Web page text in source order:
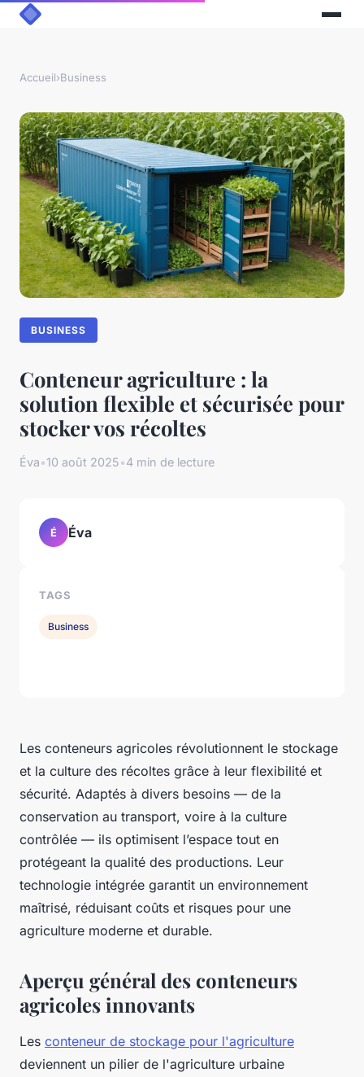
Accueil›Business
BUSINESS
Conteneur agriculture : la
solution flexible et sécurisée pour
stocker vos récoltes
Éva•10 août 2025•4 min de lecture
Les conteneurs agricoles révolutionnent le stockage
et la culture des récoltes grâce à leur flexibilité et
sécurité. Adaptés à divers besoins — de la
conservation au transport, voire à la culture
contrôlée — ils optimisent l’espace tout en
protégeant la qualité des productions. Leur
technologie intégrée garantit un environnement
maîtrisé, réduisant coûts et risques pour une
agriculture moderne et durable.
Aperçu général des conteneurs
agricoles innovants
Les conteneur de stockage pour l'agriculture
deviennent un pilier de l'agriculture urbaine
É Éva
TAGS
Business